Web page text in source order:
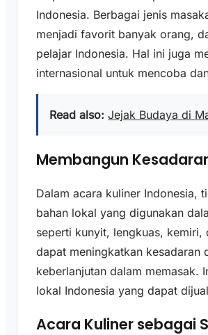
Indonesia. Berbagai jenis
menjadi favorit banyak orang,
pelajar Indonesia. Hal ini juga
internasional untuk mencoba
Read also: Jejak Budaya di
Membangun
Dalam acara kuliner Indonesia,
bahan lokal yang digunakan
seperti kunyit, lengkuas,
dapat meningkatkan kesadaran
keberlanjutan dalam memasak.
lokal Indonesia yang dapat
Acara Kuliner sebagai